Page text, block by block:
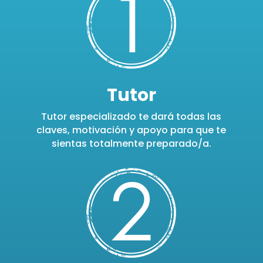
Tutor
Tutor especializado te dará todas las
claves, motivación y apoyo para que te
sientas totalmente preparado/a.